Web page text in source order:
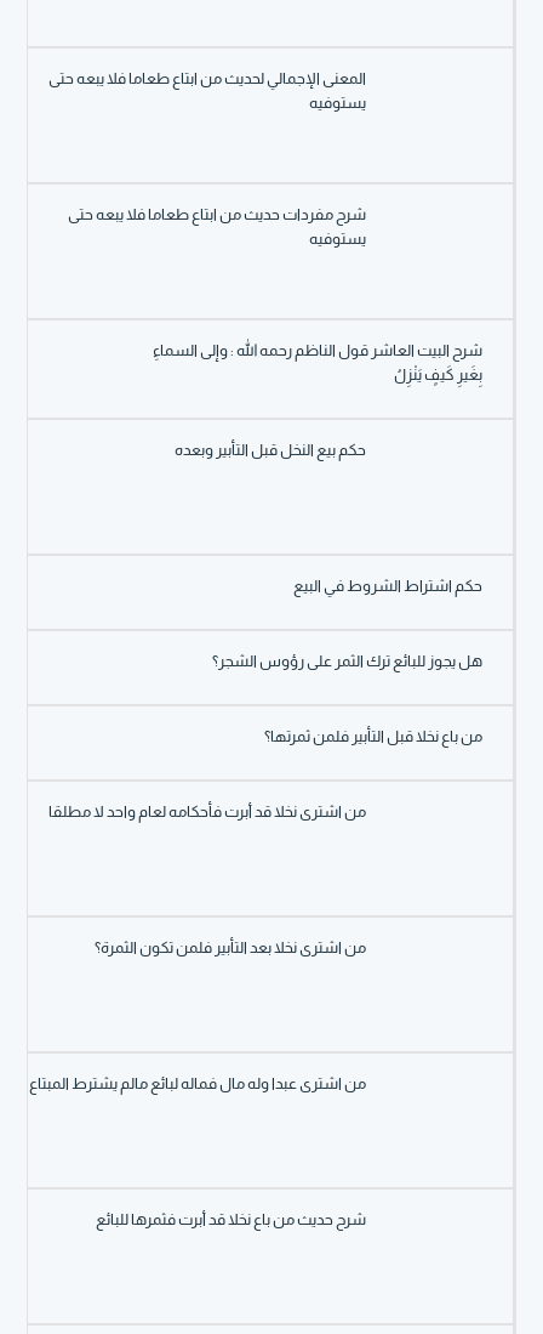
المعنى الإجمالي لحديث من ابتاع طعاما فلا يبعه حتى
يستوفيه
شرح مفردات حديث من ابتاع طعاما فلا يبعه حتى
يستوفيه
شرح البيت العاشر قول الناظم رحمه الله : وإلى السماءِ
بِغَيرِ كَيفٍ يَنْزِلُ
حكم بيع النخل قبل التأبير وبعده
حكم اشتراط الشروط في البيع
هل يجوز للبائع ترك الثمر على رؤوس الشجر؟
من باع نخلا قبل التأبير فلمن ثمرتها؟
من اشترى نخلا قد أبرت فأحكامه لعام واحد لا مطلقا
من اشترى نخلا بعد التأبير فلمن تكون الثمرة؟
من اشترى عبدا وله مال فماله لبائع مالم يشترط المبتاع
شرح حديث من باع نخلا قد أبرت فثمرها للبائع